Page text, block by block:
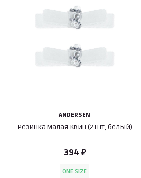
ANDERSEN
Резинка малая Квин (2 шт, белый)
394 ₽
ONE SIZE